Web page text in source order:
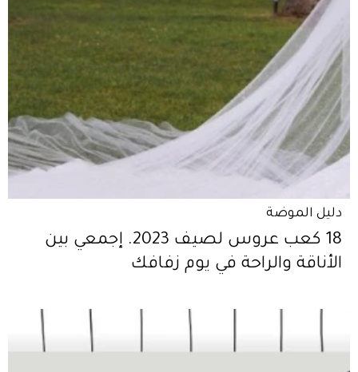
دليل الموضة
18 كعب عروس لصيف 2023. إجمعي بين
الأناقة والراحة في يوم زفافك